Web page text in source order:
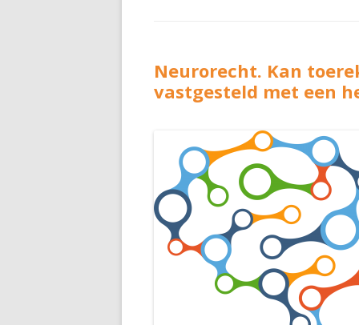
Neurorecht. Kan
vastgesteld met een